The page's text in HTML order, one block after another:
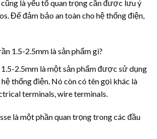
là yếu tố quan trọng cần được lưu ý
Để đảm bảo an toàn cho hệ thống điện,
1.5-2.5mm là sản phẩm gì?
2.5mm là một sản phẩm được sử dụng
thống điện. Nó còn có tên gọi khác là
terminals, wire terminals.
là một phần quan trọng trong các đầu